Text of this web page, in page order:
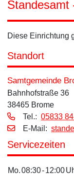
Standesamt
Diese Einrichtung
Standort
Samtgemeinde
Bahnhofstraße 36
38465 Brome
Tel.: 05833
E‑Mail:
Servicezeiten
Mo.08:30-12:00